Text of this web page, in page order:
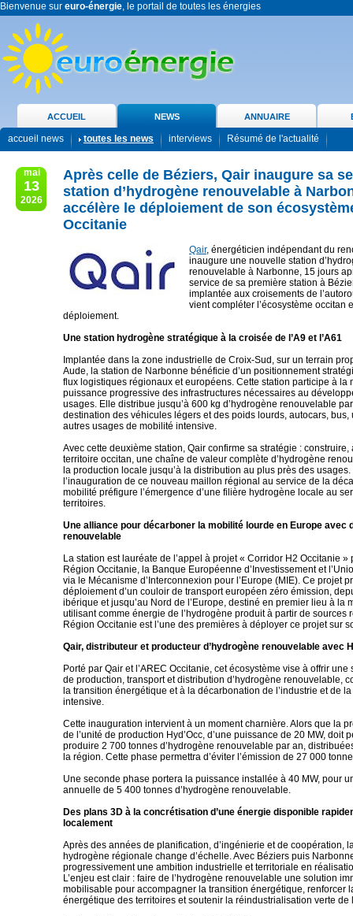
Bienvenue sur euro-énergie, le portail de toutes les énergies
ACCUEIL NEWS ANNUAIRE
accueil news toutes les news interviews Résumé de l'actualité
mai
13
2026
Après celle de Béziers, Qair inaugure sa
station d’hydrogène renouvelable à
accélère le déploiement de son
Occitanie
Qair, énergéticien indépendant du
inaugure une nouvelle station
renouvelable à Narbonne, 15 jours
service de sa première station à
implantée aux croisements de
vient compléter l’écosystème occitan
déploiement.
Une station hydrogène stratégique à la croisée de l’A9 et l’A61
Implantée dans la zone industrielle de Croix-Sud, sur un terrain
Aude, la station de Narbonne bénéficie d’un positionnement
flux logistiques régionaux et européens. Cette station participe à la
puissance progressive des infrastructures nécessaires au
usages. Elle distribue jusqu’à 600 kg d’hydrogène renouvelable
destination des véhicules légers et des poids lourds, autocars, bus,
autres usages de mobilité intensive.
Avec cette deuxième station, Qair confirme sa stratégie : construire,
territoire occitan, une chaîne de valeur complète d’hydrogène
la production locale jusqu’à la distribution au plus près des
l’inauguration de ce nouveau maillon régional au service de la
mobilité préfigure l’émergence d’une filière hydrogène locale au
territoires.
Une alliance pour décarboner la mobilité lourde en Europe avec
renouvelable
La station est lauréate de l’appel à projet « Corridor H2 Occitanie »
Région Occitanie, la Banque Européenne d’Investissement et
via le Mécanisme d’Interconnexion pour l’Europe (MIE). Ce projet
déploiement d’un couloir de transport européen zéro émission,
ibérique et jusqu’au Nord de l’Europe, destiné en premier lieu à la
utilisant comme énergie de l’hydrogène produit à partir de sources
Région Occitanie est l’une des premières à déployer ce projet sur
Qair, distributeur et producteur d’hydrogène renouvelable avec
Porté par Qair et l’AREC Occitanie, cet écosystème vise à offrir
de production, transport et distribution d’hydrogène renouvelable,
la transition énergétique et à la décarbonation de l’industrie et de
intensive.
Cette inauguration intervient à un moment charnière. Alors que la
de l’unité de production Hyd’Occ, d’une puissance de 20 MW, doit
produire 2 700 tonnes d’hydrogène renouvelable par an,
la région. Cette phase permettra d’éviter l’émission de 27 000
Une seconde phase portera la puissance installée à 40 MW, pour
annuelle de 5 400 tonnes d’hydrogène renouvelable.
Des plans 3D à la concrétisation d’une énergie disponible
localement
Après des années de planification, d’ingénierie et de coopération,
hydrogène régionale change d’échelle. Avec Béziers puis
progressivement une ambition industrielle et territoriale en
L’enjeu est clair : faire de l’hydrogène renouvelable une solution
mobilisable pour accompagner la transition énergétique, renforcer
énergétique des territoires et soutenir la réindustrialisation verte de